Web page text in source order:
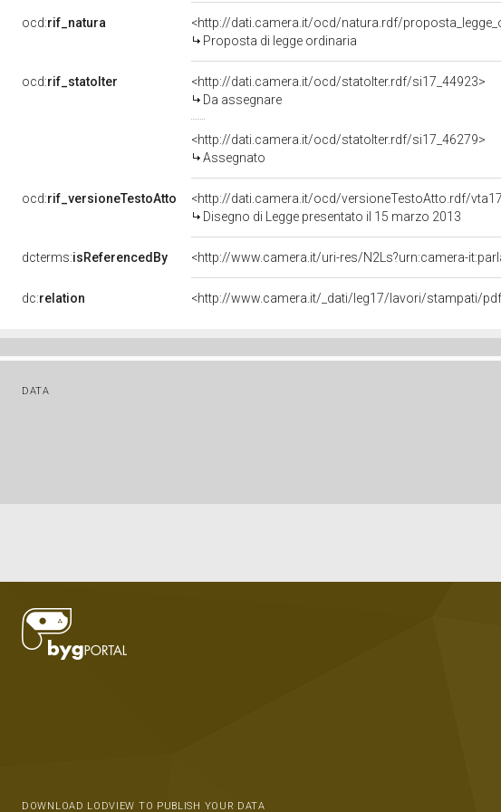
ocd:rif_natura
<http://dati.camera.it/ocd/natura.rdf/
Proposta di legge ordinaria
ocd:rif_statoIter
<http://dati.camera.it/ocd/statoIter.rdf/si17_44923>
Da assegnare
<http://dati.camera.it/ocd/statoIter.rdf/si17_46279>
Assegnato
ocd:rif_versioneTestoAtto
<http://dati.camera.it/ocd/versioneTestoAtto.rdf/
Disegno di Legge presentato il 15 marzo 2013
dcterms:isReferencedBy <http://www.camera.it/uri-res/N2Ls?urn:camera-
dc:relation <http://www.camera.it/_dati/leg17/lavori/stampati/
DATA
DOWNLOAD LODVIEW TO PUBLISH YOUR DATA